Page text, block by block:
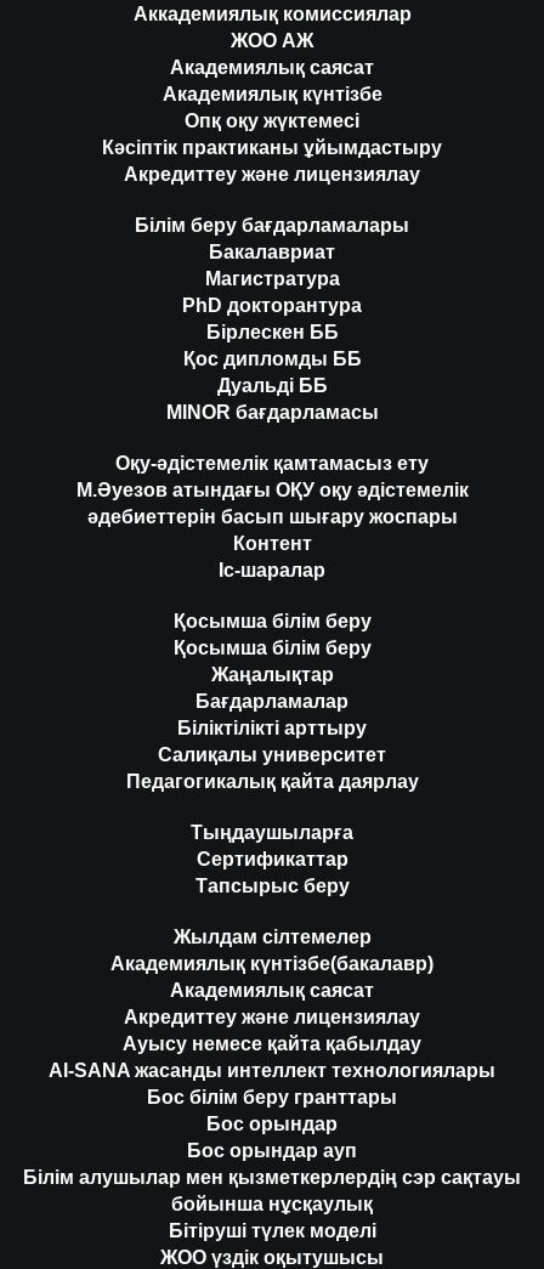
Аккадемиялық комиссиялар
ЖОО АЖ
Академиялық саясат
Академиялық күнтізбе
Опқ оқу жүктемесі
Кәсіптік практиканы ұйымдастыру
Акредиттеу және лицензиялау
Білім беру бағдарламалары
Бакалавриат
Магистратура
PhD докторантура
Бірлескен ББ
Қос дипломды ББ
Дуальді ББ
MINOR бағдарламасы
Оқу-әдістемелік қамтамасыз ету
М.Әуезов атындағы ОҚУ оқу әдістемелік
әдебиеттерін басып шығару жоспары
Контент
Іс-шаралар
Қосымша білім беру
Қосымша білім беру
Жаңалықтар
Бағдарламалар
Біліктілікті арттыру
Салиқалы университет
Педагогикалық қайта даярлау
Тыңдаушыларға
Сертификаттар
Тапсырыс беру
Жылдам сілтемелер
Академиялық күнтізбе(бакалавр)
Академиялық саясат
Акредиттеу және лицензиялау
Ауысу немесе қайта қабылдау
AI-SANA жасанды интеллект технологиялары
Бос білім беру гранттары
Бос орындар
Бос орындар ауп
Білім алушылар мен қызметкерлердің сэр сақтауы
бойынша нұсқаулық
Бітіруші түлек моделі
ЖОО үздік оқытушысы